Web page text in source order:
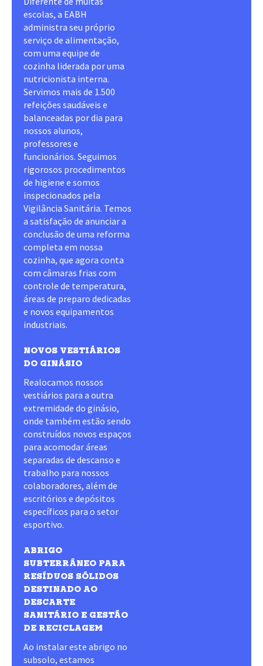
escolas, a EABH
administra seu próprio
serviço de alimentação,
com uma equipe de
cozinha liderada por uma
nutricionista interna.
Servimos mais de 1.500
refeições saudáveis e
balanceadas por dia para
nossos alunos,
professores e
funcionários. Seguimos
rigorosos procedimentos
de higiene e somos
inspecionados pela
Vigilância Sanitária. Temos
a satisfação de anunciar a
conclusão de uma reforma
completa em nossa
cozinha, que agora conta
com câmaras frias com
controle de temperatura,
áreas de preparo dedicadas
e novos equipamentos
industriais.
NOVOS VESTIÁRIOS
DO GINÁSIO
Realocamos nossos
vestiários para a outra
extremidade do ginásio,
onde também estão sendo
construídos novos espaços
para acomodar áreas
separadas de descanso e
trabalho para nossos
colaboradores, além de
escritórios e depósitos
específicos para o setor
esportivo.
ABRIGO
SUBTERRÂNEO PARA
RESÍDUOS SÓLIDOS
DESTINADO AO
DESCARTE
SANITÁRIO E GESTÃO
DE RECICLAGEM
Ao instalar este abrigo no
subsolo, estamos